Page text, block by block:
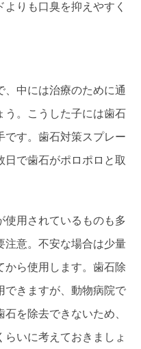
りも口臭を抑えやすく
、中には治療のために通
う。こうした子には歯石
です。歯石対策スプレー
日で歯石がポロポロと取
使用されているものも多
注意。不安な場合は少量
から使用します。歯石除
できますが、動物病院で
を除去できないため、
いに考えておきましょ